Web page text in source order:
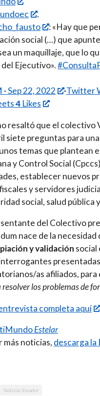
.
: «Hay que
social (…) que
un maquillaje, que lo
Ejecutivo».
· Sep 22, 2022 ·Twitter
4 Likes
resaltó que el colectivo
siete preguntas para
temas que plantean
y Control Social
establecer nuevos
y servidores
social, salud pública
del Colectivo
nace de la
y validación social
as afiliados,
los problemas de
completa aquí
Estelar
más noticias, descarga la
Noticias Ecuador